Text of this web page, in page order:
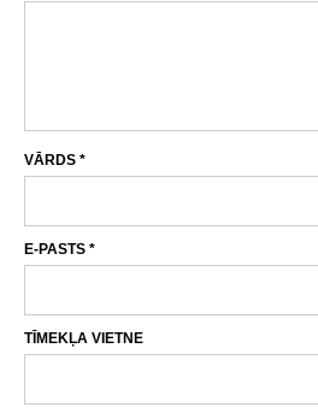
VĀRDS *
E-PASTS *
TĪMEKĻA VIETNE